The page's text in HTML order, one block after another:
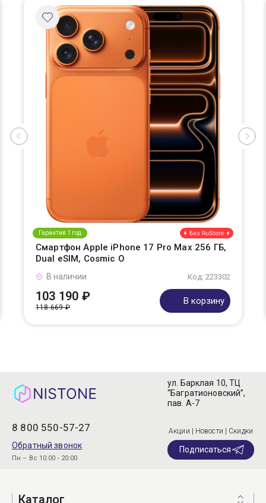
Гарантия 1 год
Смартфон Apple iPhone 17 Pro Max 256 ГБ,
Dual eSIM, Cosmic O
Код: 223302
В наличии
103 190 ₽
118 669 ₽
В корзину
8 800 550-57-27
Обратный звонок
Пн – Вс 10:00 - 20:00
ул. Барклая 10, ТЦ
“Багратионовский”,
пав. А-7
Акции | Новости | Скидки
Подписаться
Каталог